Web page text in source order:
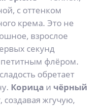
с оттенком
крема. Это не
взрослое
секунд
флёром.
обретает
Корица и чёрный
создавая жгучую,